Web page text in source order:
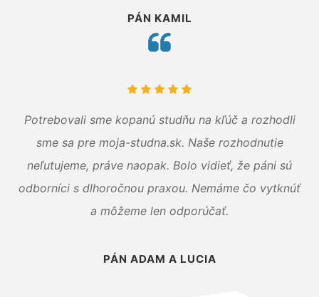
PÁN KAMIL
Potrebovali sme kopanú studňu na kľúč a rozhodli
sme sa pre moja-studna.sk. Naše rozhodnutie
neľutujeme, práve naopak. Bolo vidieť, že páni sú
odborníci s dlhoročnou praxou. Nemáme čo vytknúť
a môžeme len odporúčať.
PÁN ADAM A LUCIA